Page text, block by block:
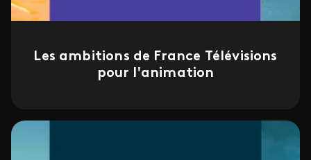
Les ambitions de France Télévisions
pour l'animation